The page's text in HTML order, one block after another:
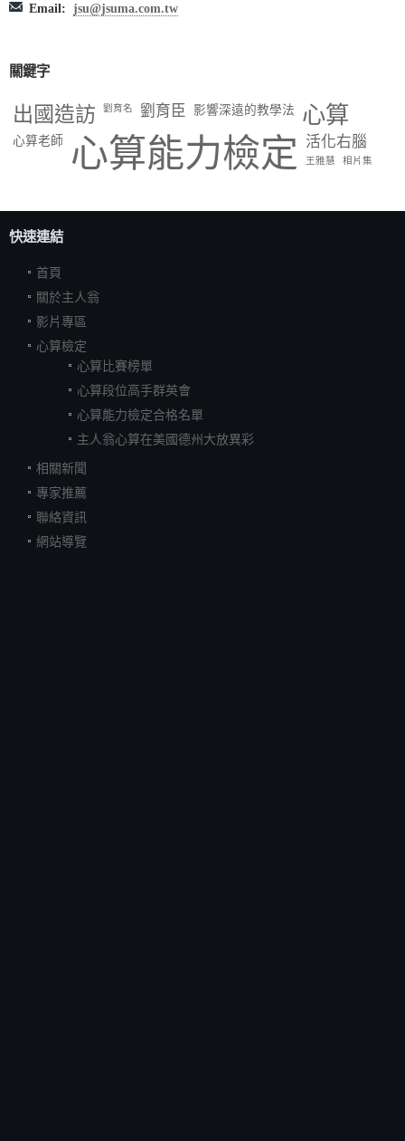
Email: jsu@jsuma.com.tw
關鍵字
出國造訪 劉育名 劉育臣 影響深遠的教學法 心算
心算老師 心算能力檢定 活化右腦
王雅慧 相片集
快速連結
首頁
關於主人翁
影片專區
心算檢定
心算比賽榜單
心算段位高手群英會
心算能力檢定合格名單
主人翁心算在美國德州大放異彩
相關新聞
專家推薦
聯絡資訊
網站導覽